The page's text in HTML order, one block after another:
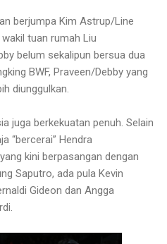
berjumpa Kim Astrup/Line
tuan rumah Liu
belum sekalipun bersua dua
BWF, Praveen/Debby yang
diunggulkan.
juga berkekuatan penuh. Selain
“bercerai” Hendra
kini berpasangan dengan
Saputro, ada pula Kevin
Gideon dan Angga